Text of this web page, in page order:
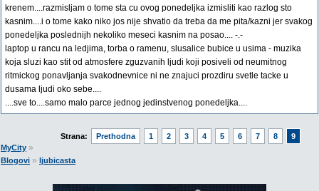
krenem....razmisljam o tome sta cu ovog ponedeljka izmisliti kao razlog sto
kasnim....i o tome kako niko jos nije shvatio da treba da me pita/kazni jer svakog
ponedeljka poslednijh nekoliko meseci kasnim na posao.... -.-
laptop u rancu na ledjima, torba o ramenu, slusalice bubice u usima - muzika
koja sluzi kao stit od atmosfere zguzvanih ljudi koji posiveli od neumitnog
ritmickog ponavljanja svakodnevnice ni ne znajuci prozdiru svetle tacke u
dusama ljudi oko sebe....
....sve to....samo malo parce jednog jedinstvenog ponedeljka....
Strana: Prethodna 1 2 3 4 5 6 7 8
9
MyCity »
Blogovi » ljubicasta